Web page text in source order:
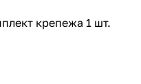
крепежа 1 шт.